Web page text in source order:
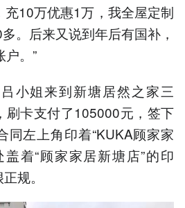
10万优惠1万，我全屋定制
。后来又说到年后有国补，
。”
小姐来到新塘居然之家三
刷卡支付了105000元，签下
同左上角印着“KUKA顾家家
着“顾家家居新塘店”的印
规。